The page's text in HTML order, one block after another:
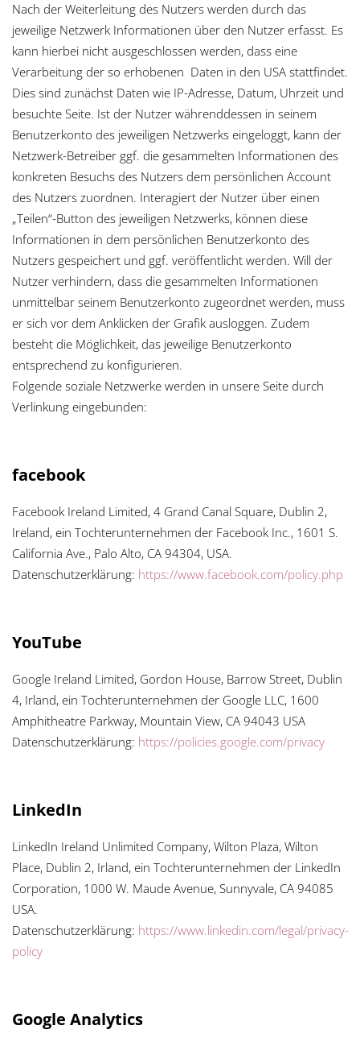
Nach der Weiterleitung des Nutzers werden durch das
jeweilige Netzwerk Informationen über den Nutzer erfasst. Es
kann hierbei nicht ausgeschlossen werden, dass eine
Verarbeitung der so erhobenen Daten in den USA stattfindet.
Dies sind zunächst Daten wie IP-Adresse, Datum, Uhrzeit und
besuchte Seite. Ist der Nutzer währenddessen in seinem
Benutzerkonto des jeweiligen Netzwerks eingeloggt, kann der
Netzwerk-Betreiber ggf. die gesammelten Informationen des
konkreten Besuchs des Nutzers dem persönlichen Account
des Nutzers zuordnen. Interagiert der Nutzer über einen
„Teilen“-Button des jeweiligen Netzwerks, können diese
Informationen in dem persönlichen Benutzerkonto des
Nutzers gespeichert und ggf. veröffentlicht werden. Will der
Nutzer verhindern, dass die gesammelten Informationen
unmittelbar seinem Benutzerkonto zugeordnet werden, muss
er sich vor dem Anklicken der Grafik ausloggen. Zudem
besteht die Möglichkeit, das jeweilige Benutzerkonto
entsprechend zu konfigurieren.
Folgende soziale Netzwerke werden in unsere Seite durch
Verlinkung eingebunden:
facebook
Facebook Ireland Limited, 4 Grand Canal Square, Dublin 2,
Ireland, ein Tochterunternehmen der Facebook Inc., 1601 S.
California Ave., Palo Alto, CA 94304, USA.
Datenschutzerklärung: https://www.facebook.com/policy.php
YouTube
Google Ireland Limited, Gordon House, Barrow Street, Dublin
4, Irland, ein Tochterunternehmen der Google LLC, 1600
Amphitheatre Parkway, Mountain View, CA 94043 USA
Datenschutzerklärung: https://policies.google.com/privacy
LinkedIn
LinkedIn Ireland Unlimited Company, Wilton Plaza, Wilton
Place, Dublin 2, Irland, ein Tochterunternehmen der LinkedIn
Corporation, 1000 W. Maude Avenue, Sunnyvale, CA 94085
USA.
Datenschutzerklärung: https://www.linkedin.com/legal/privacy-
policy
Google Analytics